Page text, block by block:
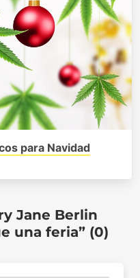
para Navidad
Jane Berlin
una feria” (0)